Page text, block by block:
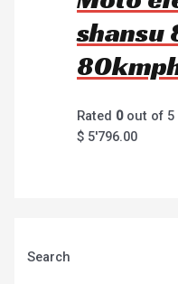
Search
shansu
Rated 0out of 5
$ 5'796.00